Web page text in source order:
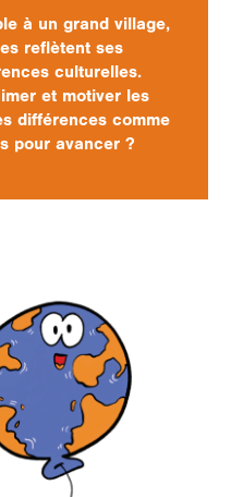
à un grand village,
reflètent ses
culturelles.
et motiver les
différences comme
pour avancer ?